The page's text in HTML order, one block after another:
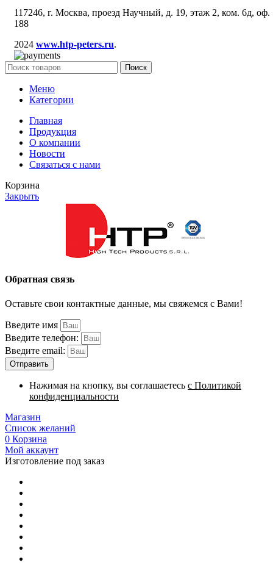
117246, г. Москва, проезд Научный, д. 19, этаж 2, ком. 6д, оф.
188
2024 www.htp-peters.ru.
Поиск
Меню
Категории
Главная
Продукция
О компании
Новости
Связаться с нами
Корзина
Закрыть
Обратная связь
Оставьте свои контактные данные, мы свяжемся с Вами!
Введите имя
Введите телефон:
Введите email:
Отправить
Нажимая на кнопку, вы соглашаетесь с Политикой
конфиденциальности
Магазин
Список желаний
0 Корзина
Мой аккаунт
Изготовление под заказ